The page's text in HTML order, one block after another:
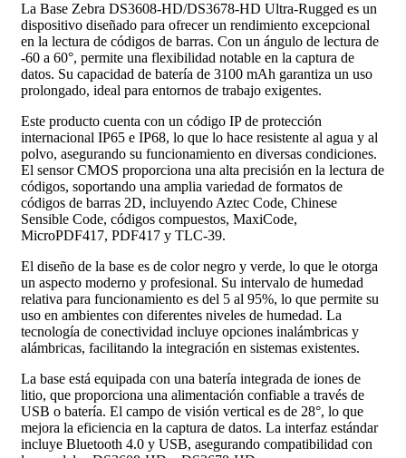
La Base Zebra DS3608-HD/DS3678-HD Ultra-Rugged es un
dispositivo diseñado para ofrecer un rendimiento excepcional
en la lectura de códigos de barras. Con un ángulo de lectura de
-60 a 60°, permite una flexibilidad notable en la captura de
datos. Su capacidad de batería de 3100 mAh garantiza un uso
prolongado, ideal para entornos de trabajo exigentes.
Este producto cuenta con un código IP de protección
internacional IP65 e IP68, lo que lo hace resistente al agua y al
polvo, asegurando su funcionamiento en diversas condiciones.
El sensor CMOS proporciona una alta precisión en la lectura de
códigos, soportando una amplia variedad de formatos de
códigos de barras 2D, incluyendo Aztec Code, Chinese
Sensible Code, códigos compuestos, MaxiCode,
MicroPDF417, PDF417 y TLC-39.
El diseño de la base es de color negro y verde, lo que le otorga
un aspecto moderno y profesional. Su intervalo de humedad
relativa para funcionamiento es del 5 al 95%, lo que permite su
uso en ambientes con diferentes niveles de humedad. La
tecnología de conectividad incluye opciones inalámbricas y
alámbricas, facilitando la integración en sistemas existentes.
La base está equipada con una batería integrada de iones de
litio, que proporciona una alimentación confiable a través de
USB o batería. El campo de visión vertical es de 28°, lo que
mejora la eficiencia en la captura de datos. La interfaz estándar
incluye Bluetooth 4.0 y USB, asegurando compatibilidad con